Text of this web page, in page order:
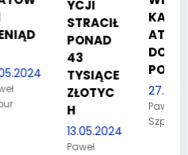
YCJI
STRACIŁ
PONAD
TYSIĄCE
ZŁOTYC
13.05.2024
KANDYD
ATÓW
POLICJI
27.03.2024